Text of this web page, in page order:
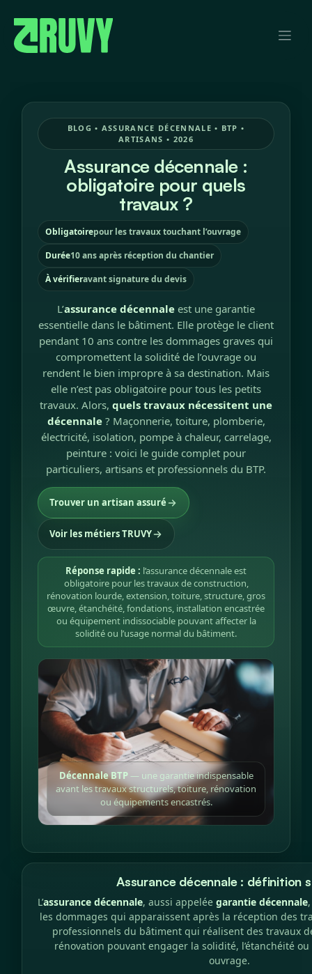
BLOG • ASSURANCE DÉCENNALE • BTP •
ARTISANS • 2026
Assurance décennale :
obligatoire pour quels
travaux ?
Obligatoirepour les travaux touchant l’ouvrage
Durée10 ans après réception du chantier
À vérifieravant signature du devis
L’assurance décennale est une garantie
essentielle dans le bâtiment. Elle protège le client
pendant 10 ans contre les dommages graves qui
compromettent la solidité de l’ouvrage ou
rendent le bien impropre à sa destination. Mais
elle n’est pas obligatoire pour tous les petits
travaux. Alors, quels travaux nécessitent une
décennale? Maçonnerie, toiture, plomberie,
électricité, isolation, pompe à chaleur, carrelage,
peinture : voici le guide complet pour
particuliers, artisans et professionnels du BTP.
Trouver un artisan assuré
Voir les métiers TRUVY
Réponse rapide : l’assurance décennale est
obligatoire pour les travaux de construction,
rénovation lourde, extension, toiture, structure, gros
œuvre, étanchéité, fondations, installation encastrée
ou équipement indissociable pouvant affecter la
solidité ou l’usage normal du bâtiment.
Décennale BTP— une garantie indispensable
avant les travaux structurels, toiture, rénovation
ou équipements encastrés.
Assurance décennale : définition
L’assurance décennale, aussi appelée garantie décennale
les dommages qui apparaissent après la réception des
professionnels du bâtiment qui réalisent des travaux
rénovation pouvant engager la solidité, l’étanchéité ou
ouvrage.